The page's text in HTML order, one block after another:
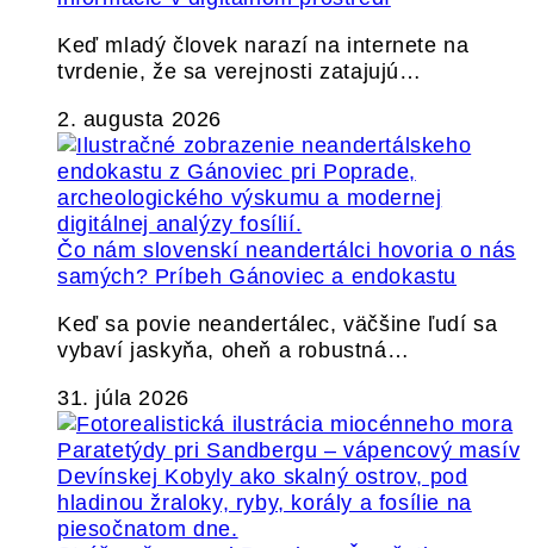
Keď mladý človek narazí na internete na
tvrdenie, že sa verejnosti zatajujú…
2. augusta 2026
Čo nám slovenskí neandertálci hovoria o nás
samých? Príbeh Gánoviec a endokastu
Keď sa povie neandertálec, väčšine ľudí sa
vybaví jaskyňa, oheň a robustná…
31. júla 2026